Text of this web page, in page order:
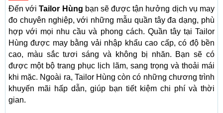
Đến vớiTailor Hùng bạn sẽ được tận hưởng dịch vụ may
đo chuyên nghiệp, với những mẫu quần tây đa dạng, phù
hợp với mọi nhu cầu và phong cách. Quần tây tại Tailor
Hùng được may bằng vải nhập khẩu cao cấp, có độ bền
cao, màu sắc tươi sáng và không bị nhăn. Bạn sẽ có
được một bộ trang phục lịch lãm, sang trọng và thoải mái
khi mặc. Ngoài ra, Tailor Hùng còn có những chương trình
khuyến mãi hấp dẫn, giúp bạn tiết kiệm chi phí và thời
gian.